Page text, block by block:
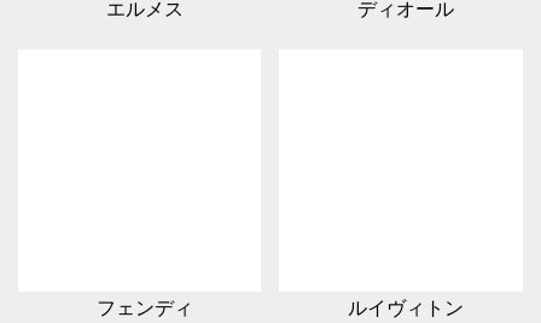
エルメス ディオール
フェンディ ルイヴィトン